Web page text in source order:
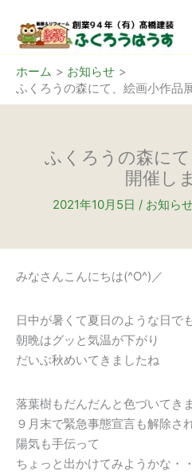
ッ
ホーム
お知らせ
ふくろうの森にて、絵画小作品
ふくろうの森に
開催し
2021年10月5日 / お知ら
みなさんこんにちは(^O^)／
日中が暑くて夏日のような日で
朝晩はグッと気温が下がり
だいぶ秋めいてきましたね
落葉樹もだんだんと色づいてき
９月末で緊急事態宣言も解除さ
陽気も手伝って
ちょっと出かけてみようかな・